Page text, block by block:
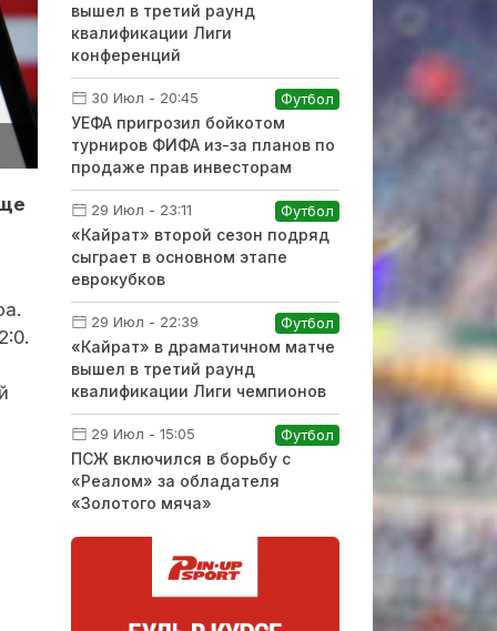
вышел в третий раунд
квалификации Лиги
конференций
30 Июл - 20:45 Футбол
УЕФА пригрозил бойкотом
турниров ФИФА из-за планов по
продаже прав инвесторам
29 Июл - 23:11 Футбол
«Кайрат» второй сезон подряд
сыграет в основном этапе
еврокубков
29 Июл - 22:39 Футбол
«Кайрат» в драматичном матче
вышел в третий раунд
квалификации Лиги чемпионов
29 Июл - 15:05 Футбол
ПСЖ включился в борьбу с
«Реалом» за обладателя
«Золотого мяча»